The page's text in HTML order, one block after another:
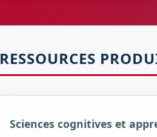
RESSOURCES
Sciences cognitives et